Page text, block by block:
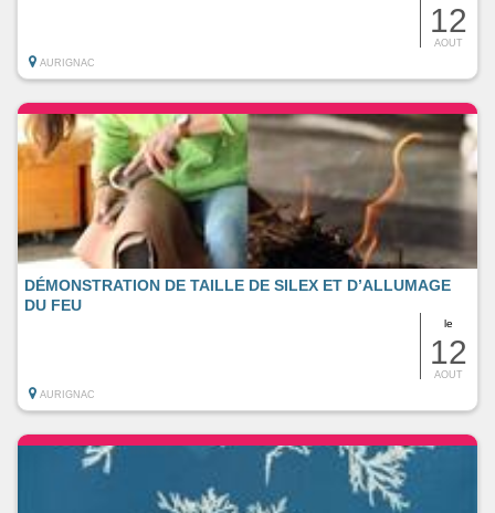
12
AOUT
AURIGNAC
le
12
AOUT
DÉMONSTRATION DE TAILLE DE SILEX ET D’ALLUMAGE
DU FEU
AURIGNAC